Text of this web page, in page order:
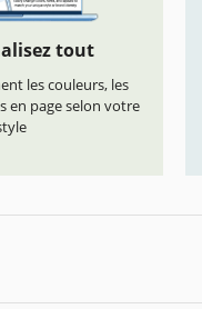
tout
les couleurs, les
en page selon votre